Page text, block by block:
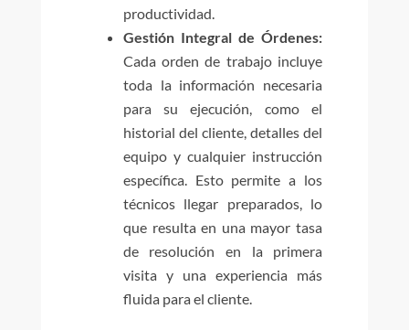
productividad.
Gestión Integral de Órdenes:
Cada orden de trabajo incluye
toda la información necesaria
para su ejecución, como el
historial del cliente, detalles del
equipo y cualquier instrucción
específica. Esto permite a los
técnicos llegar preparados, lo
que resulta en una mayor tasa
de resolución en la primera
visita y una experiencia más
fluida para el cliente.